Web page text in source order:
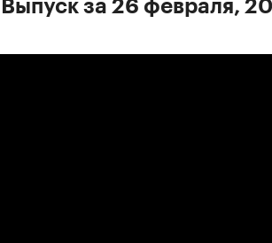
Выпуск за 26 февраля,